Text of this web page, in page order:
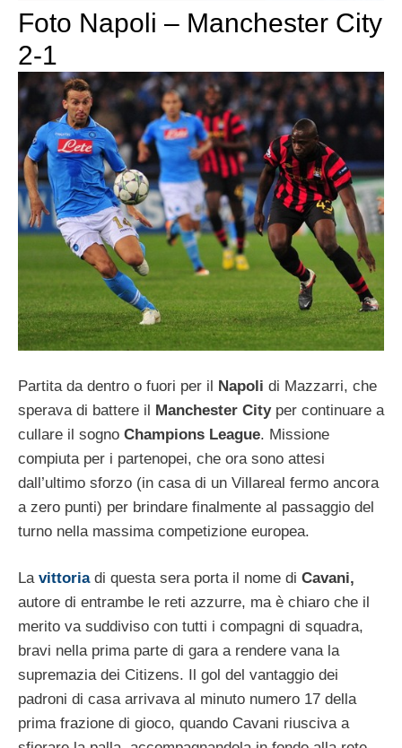
Foto Napoli – Manchester City
2-1
Partita da dentro o fuori per il Napoli di Mazzarri, che
sperava di battere il Manchester Cityper continuare a
cullare il sogno Champions League. Missione
compiuta per i partenopei, che ora sono attesi
dall’ultimo sforzo (in casa di un Villareal fermo ancora
a zero punti) per brindare finalmente al passaggio del
turno nella massima competizione europea.
La vittoriadi questa sera porta il nome di Cavani,
autore di entrambe le reti azzurre, ma è chiaro che il
merito va suddiviso con tutti i compagni di squadra,
bravi nella prima parte di gara a rendere vana la
supremazia dei Citizens. Il gol del vantaggio dei
padroni di casa arrivava al minuto numero 17 della
prima frazione di gioco, quando Cavani riusciva a